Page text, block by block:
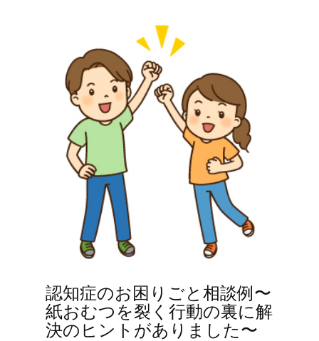
認知症のお困りごと相談例〜
紙おむつを裂く行動の裏に解
決のヒントがありました〜